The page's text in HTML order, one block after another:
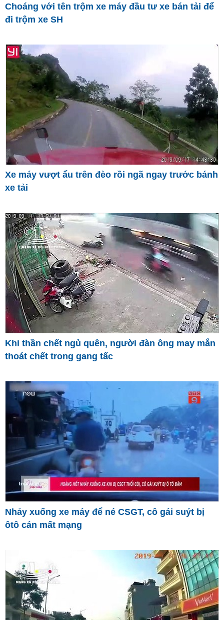
Choáng với tên trộm xe máy đầu tư xe bán tải để
đi trộm xe SH
Xe máy vượt ẩu trên đèo rồi ngã ngay trước bánh
xe tải
Khi thần chết ngủ quên, người đàn ông may mắn
thoát chết trong gang tấc
Nhảy xuống xe máy để né CSGT, cô gái suýt bị
ôtô cán mất mạng